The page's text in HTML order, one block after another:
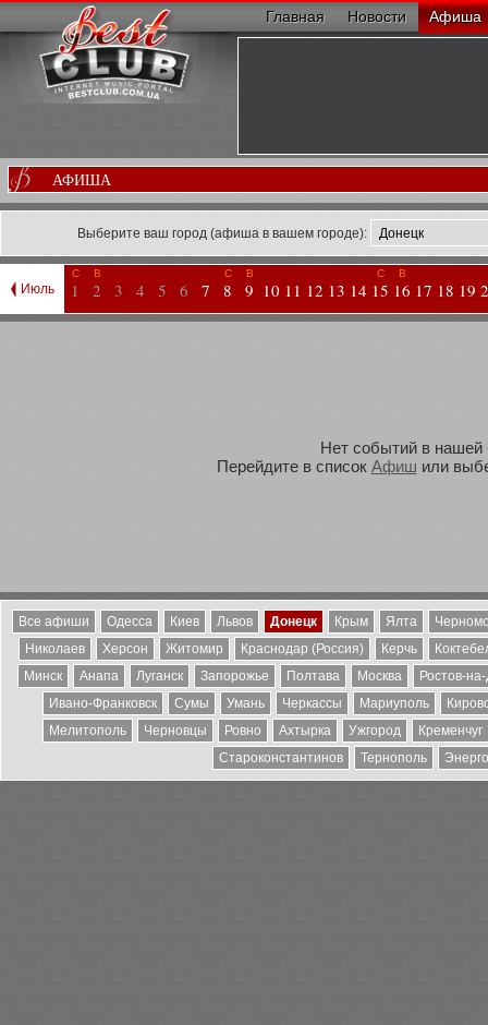
Главная Новости Афиша
АФИША
Выберите ваш город (афиша в вашем городе):
Июль
С
1
В
2 3 4 5 6 7
С
8
В
9 10 11 12 13 14
С
15
В
16 17 18 19
Нет событий в нашей
Перейдите в список Афиш или
Все афиши Одесса Киев Львов Донецк Крым Ялта
Николаев
Херсон Житомир Краснодар (Россия) Керчь
Минск
Анапа Луганск Запорожье Полтава Москва
Ростов-
Ивано-Франковск
Сумы Умань Черкассы Мариуполь
Мелитополь
Черновцы Ровно Ахтырка Ужгород
Кременчуг
Староконстантинов
Тернополь